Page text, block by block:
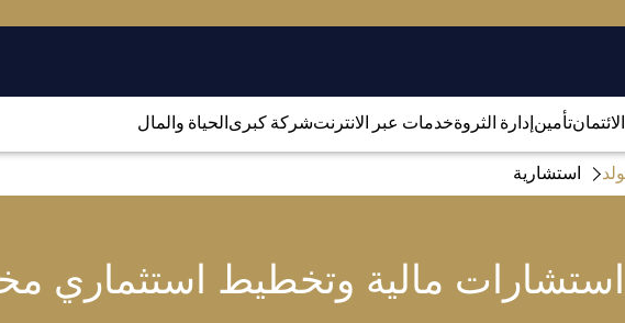
تأمينإدارة الثروةخدمات عبر الانترنتشركة كبرىالحياة والمال
استشارية
استشارات مالية وتخطيط